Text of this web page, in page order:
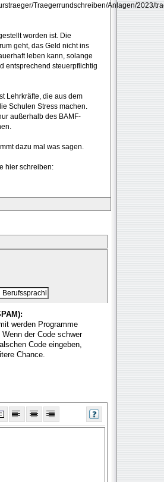
Traegerrundschreiben/Anlagen/2023/
worden ist. Die
geht, das Geld nicht ins
leben kann, solange
entsprechend steuerpflichtig
Lehrkräfte, die aus dem
Schulen Stress machen.
außerhalb des BAMF-
dazu mal was sagen.
hier schreiben:
werden Programme
der Code schwer
Code eingeben,
Chance.